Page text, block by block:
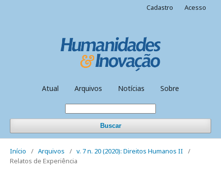
Atual Arquivos Notícias Sobre
Buscar
Cadastro Acesso
Início / Arquivos / v. 7 n. 20 (2020): Direitos Humanos II
/
Relatos de Experiência